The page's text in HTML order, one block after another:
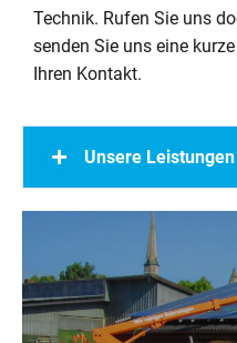
Technik. Rufen Sie uns
senden Sie uns eine
Ihren Kontakt.
Unsere Leistungen